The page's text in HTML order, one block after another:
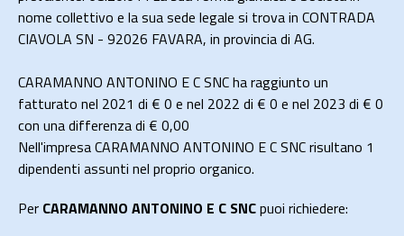
nome collettivo e la sua sede legale si trova in CONTRADA
CIAVOLA SN - 92026 FAVARA, in provincia di AG.
CARAMANNO ANTONINO E C SNC ha raggiunto un
fatturato nel 2021 di € 0 e nel 2022 di € 0 e nel 2023 di € 0
con una differenza di € 0,00
Nell'impresa CARAMANNO ANTONINO E C SNC risultano 1
dipendenti assunti nel proprio organico.
Per CARAMANNO ANTONINO E C SNCpuoi richiedere: